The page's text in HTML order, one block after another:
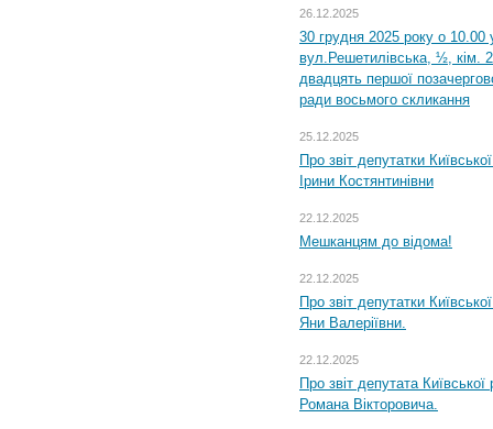
26.12.2025
30 грудня 2025 року о 10.00
вул.Решетилівська, ½, кім.
двадцять першої
ради восьмого скликання
25.12.2025
Про звіт депутатки
Ірини Костянтинівни
22.12.2025
Мешканцям до відома!
22.12.2025
Про звіт депутатки
Яни Валеріївни.
22.12.2025
Про звіт депутата
Романа Вікторовича.